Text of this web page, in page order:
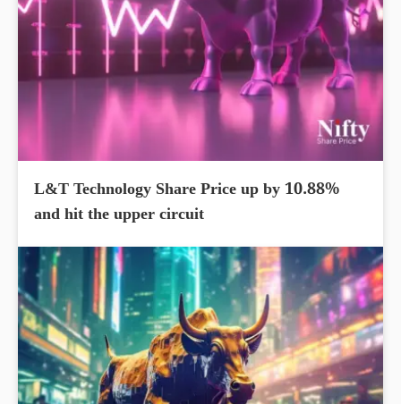
L&T Technology Share Price up by 10.88%
and hit the upper circuit